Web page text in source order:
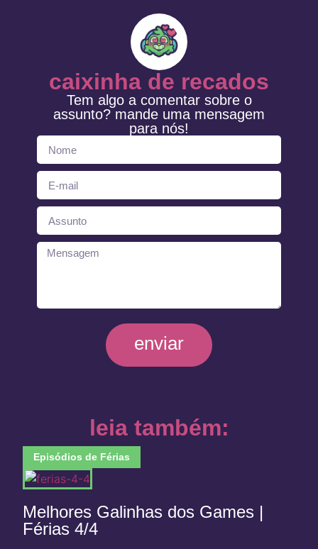
caixinha de recados
Tem algo a comentar sobre o
assunto? mande uma mensagem
para nós!
enviar
leia também:
Episódios de Férias
Melhores Galinhas dos Games |
Férias 4/4